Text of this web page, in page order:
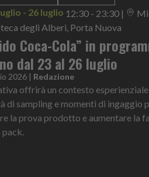
- 26 luglio 12:30 - 23:30 |
degli Alberi, Porta Nuova
Coca-Cola” in
dal 23 al 26 luglio
2026 | Redazione
offrirà un contesto
di sampling e momenti di ingaggio
la prova prodotto e aumentare la
pack.